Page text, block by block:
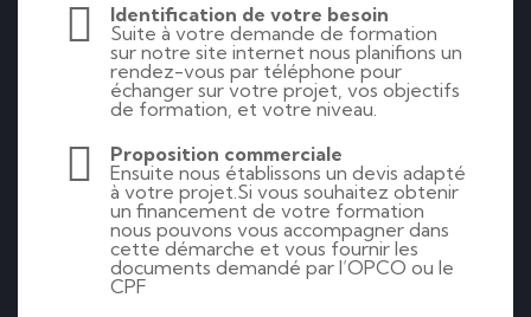
Identification de votre besoin
Suite à votre demande de formation
sur notre site internet nous planifions un
rendez-vous par téléphone pour
échanger sur votre projet, vos objectifs
de formation, et votre niveau.
Proposition commerciale
Ensuite nous établissons un devis adapté
à votre projet.Si vous souhaitez obtenir
un financement de votre formation
nous pouvons vous accompagner dans
cette démarche et vous fournir les
documents demandé par l’OPCO ou le
CPF